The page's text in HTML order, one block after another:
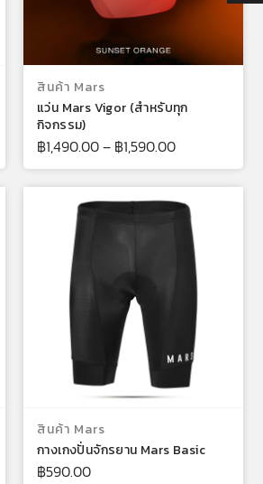
เลือกรูปแบบ
สินค้า Mars
แว่น Mars Vigor (สำหรับทุก
กิจกรรม)
฿1,490.00– ฿1,590.00
เลือกรูปแบบ
สินค้า Mars
กางเกงปั่นจักรยาน Mars Basic
฿590.00